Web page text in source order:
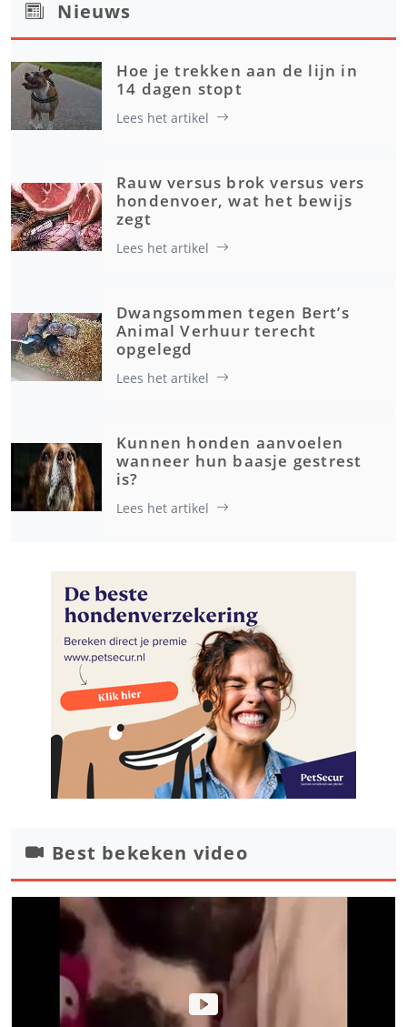
Nieuws
Hoe je trekken aan de lijn in
14 dagen stopt
Lees het artikel
Rauw versus brok versus vers
hondenvoer, wat het bewijs
zegt
Lees het artikel
Dwangsommen tegen Bert’s
Animal Verhuur terecht
opgelegd
Lees het artikel
Kunnen honden aanvoelen
wanneer hun baasje gestrest
is?
Lees het artikel
Best bekeken video